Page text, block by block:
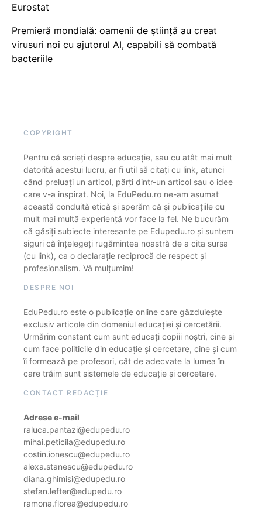
Eurostat
Premieră mondială: oamenii de știință au creat
virusuri noi cu ajutorul AI, capabili să combată
bacteriile
COPYRIGHT
Pentru că scrieți despre educație, sau cu atât mai mult
datorită acestui lucru, ar fi util să citați cu link, atunci
când preluați un articol, părți dintr-un articol sau o idee
care v-a inspirat. Noi, la EduPedu.ro ne-am asumat
această conduită etică și sperăm că și publicațiile cu
mult mai multă experiență vor face la fel. Ne bucurăm
că găsiți subiecte interesante pe Edupedu.ro și suntem
siguri că înțelegeți rugămintea noastră de a cita sursa
(cu link), ca o declarație reciprocă de respect și
profesionalism. Vă mulțumim!
DESPRE NOI
EduPedu.ro este o publicație online care găzduiește
exclusiv articole din domeniul educației și cercetării.
Urmărim constant cum sunt educați copiii noștri, cine și
cum face politicile din educație și cercetare, cine și cum
îi formează pe profesori, cât de adecvate la lumea în
care trăim sunt sistemele de educație și cercetare.
CONTACT REDACȚIE
Adrese e-mail
raluca.pantazi@edupedu.ro
mihai.peticila@edupedu.ro
costin.ionescu@edupedu.ro
alexa.stanescu@edupedu.ro
diana.ghimisi@edupedu.ro
stefan.lefter@edupedu.ro
ramona.florea@edupedu.ro